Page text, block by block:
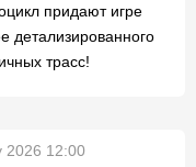
придают игре
детализированного
трасс!
2026 12:00